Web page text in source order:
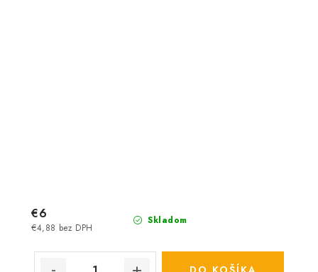
Skladom
€4,88 bez DPH
€6